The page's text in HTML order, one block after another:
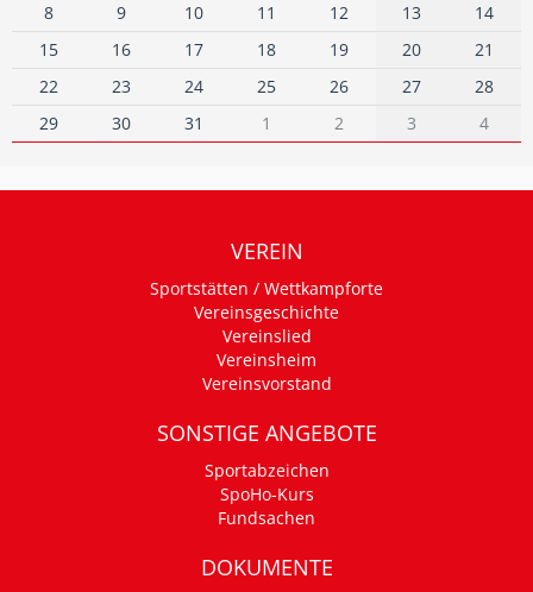
8
9 10 11 12 13
14
15
16 17 18 19 20
21
22
23 24 25 26 27
28
29
30 31 1 2 3 4
VEREIN
Sportstätten / Wettkampforte
Vereinsgeschichte
Vereinslied
Vereinsheim
Vereinsvorstand
SONSTIGE ANGEBOTE
Sportabzeichen
SpoHo-Kurs
Fundsachen
DOKUMENTE